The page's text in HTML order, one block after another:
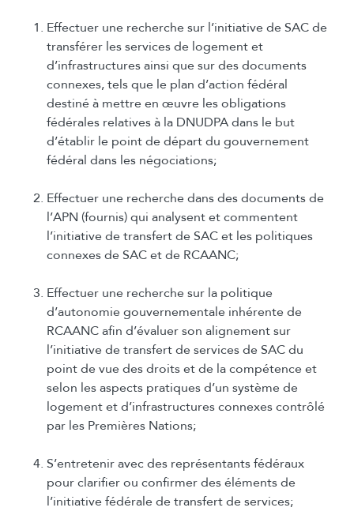
Effectuer une recherche sur l’initiative de SAC de
transférer les services de logement et
d’infrastructures ainsi que sur des documents
connexes, tels que le plan d’action fédéral
destiné à mettre en œuvre les obligations
fédérales relatives à la DNUDPA dans le but
d’établir le point de départ du gouvernement
fédéral dans les négociations;
Effectuer une recherche dans des documents de
l’APN (fournis) qui analysent et commentent
l’initiative de transfert de SAC et les politiques
connexes de SAC et de RCAANC;
Effectuer une recherche sur la politique
d’autonomie gouvernementale inhérente de
RCAANC afin d’évaluer son alignement sur
l’initiative de transfert de services de SAC du
point de vue des droits et de la compétence et
selon les aspects pratiques d’un système de
logement et d’infrastructures connexes contrôlé
par les Premières Nations;
S’entretenir avec des représentants fédéraux
pour clarifier ou confirmer des éléments de
l’initiative fédérale de transfert de services;